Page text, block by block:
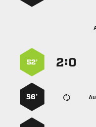
:
52’
56’